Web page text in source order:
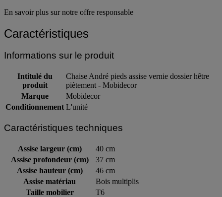
En savoir plus sur notre offre responsable
Caractéristiques
Informations sur le produit
Intitulé du
produit
Chaise André pieds assise vernie dossier hêtre
piètement - Mobidecor
Marque
Mobidecor
Conditionnement L'unité
Caractéristiques techniques
Assise largeur (cm)
40 cm
Assise profondeur (cm)
37 cm
Assise hauteur (cm)
46 cm
Assise matériau
Bois multiplis
Taille mobilier
T6